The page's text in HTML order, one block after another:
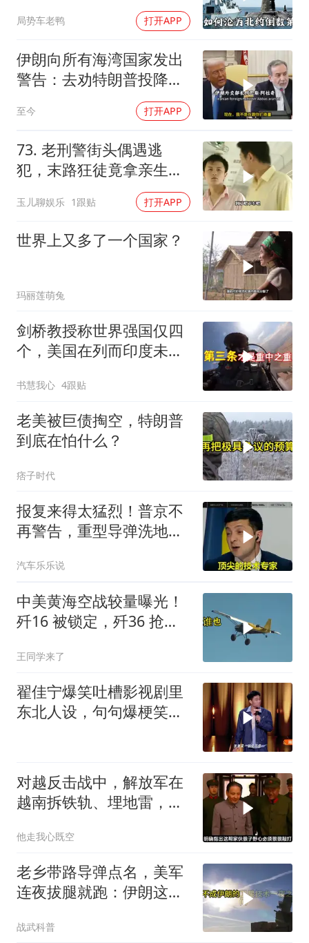
局势车老鸭 打开APP
伊朗向所有海湾国家发出
警告：去劝特朗普投降，
至今 打开APP
73. 老刑警街头偶遇逃
犯，末路狂徒竟拿亲生儿
玉儿聊娱乐 1跟贴 打开APP
世界上又多了一个国家？
玛丽莲萌兔
剑桥教授称世界强国仅四
个，美国在列而印度未入
书慧我心 4跟贴
老美被巨债掏空，特朗普
到底在怕什么？
痞子时代
报复来得太猛烈！普京不
再警告，重型导弹洗地，
汽车乐乐说
中美黄海空战较量曝光！
歼16 被锁定，歼36 抢先
王同学来了
翟佳宁爆笑吐槽影视剧里
东北人设，句句爆梗笑点
对越反击战中，解放军在
越南拆铁轨、埋地雷，是
他走我心既空
老乡带路导弹点名，美军
连夜拔腿就跑：伊朗这波
光
战武科普